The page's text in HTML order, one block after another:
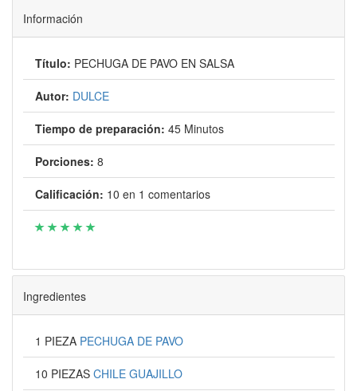
Información
Título: PECHUGA DE PAVO EN SALSA
Autor: DULCE
Tiempo de preparación: 45 Minutos
Porciones: 8
Calificación: 10 en 1 comentarios
Ingredientes
1 PIEZA PECHUGA DE PAVO
10 PIEZAS CHILE GUAJILLO